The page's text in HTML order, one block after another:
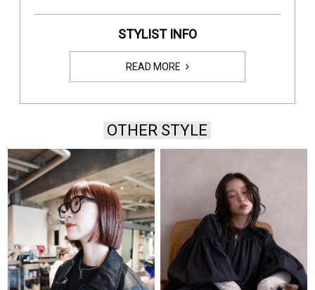
STYLIST INFO
READ MORE
OTHER STYLE